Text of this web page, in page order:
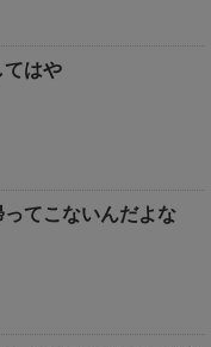
てはや
ってこないんだよな